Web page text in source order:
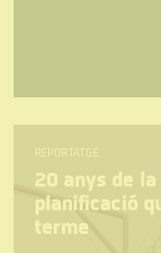
REPORTATGE
20 anys de
planificació
terme